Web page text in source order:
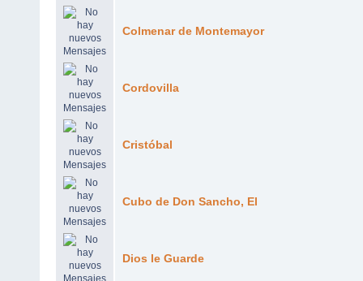
Colmenar de Montemayor
Cordovilla
Cristóbal
Cubo de Don Sancho, El
Dios le Guarde